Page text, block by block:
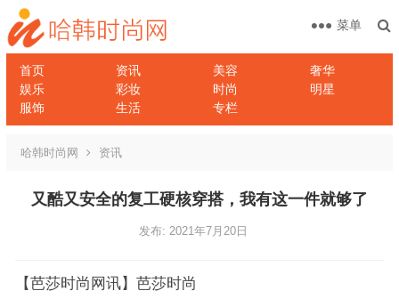
首页 资讯 美容
奢华
娱乐
彩妆 时尚
明星
服饰
生活 专栏
菜单
哈韩时尚网 资讯
又酷又安全的复工硬核穿搭，我有这一件就够了
发布: 2021年7月20日
【芭莎时尚网讯】芭莎时尚